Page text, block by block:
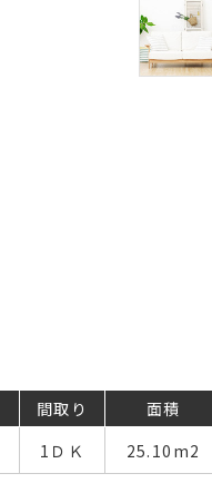
間取り 面積
1ＤＫ 25.10 m2